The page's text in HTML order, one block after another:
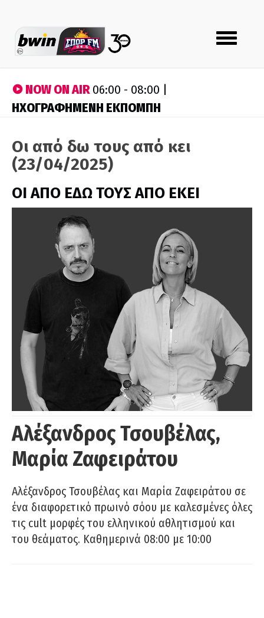
Toggle
navigation
NOW ON AIR06:00 - 08:00 |
ΗΧΟΓΡΑΦΗΜΕΝΗ ΕΚΠΟΜΠΗ
Οι από δω τους από κει
(23/04/2025)
ΟΙ ΑΠΟ ΕΔΩ ΤΟΥΣ ΑΠΟ ΕΚΕΙ
Αλέξανδρος Τσουβέλας,
Μαρία Ζαφειράτου
Αλέξανδρος Τσουβέλας και Μαρία Ζαφειράτου σε
ένα διαφορετικό πρωινό σόου με καλεσμένες όλες
τις cult μορφές του ελληνικού αθλητισμού και
του θεάματος. Καθημερινά 08:00 με 10:00